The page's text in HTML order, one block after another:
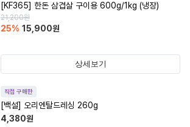
[KF365] 한돈 삼겹살 구이용 600g/1kg (냉장)
21,200원
25% 15,900원
상세보기
직접 구매한
[백설] 오리엔탈드레싱 260g
4,380원